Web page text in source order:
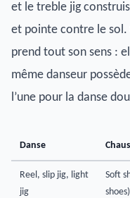
et le treble jig
et pointe contre le sol.
prend tout son sens :
même danseur
l’une pour la danse
Danse
Reel, slip jig, light
jig
Soft
shoes)